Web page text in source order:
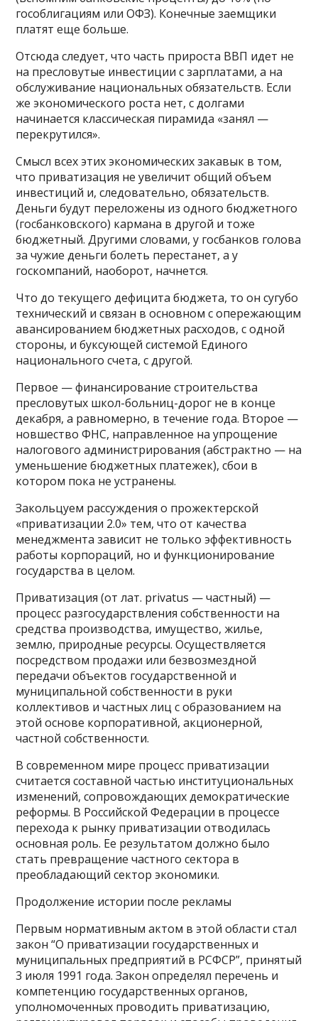
гособлигациям или ОФЗ). Конечные заемщики
платят еще больше.
Отсюда следует, что часть прироста ВВП идет не
на пресловутые инвестиции с зарплатами, а на
обслуживание национальных обязательств. Если
же экономического роста нет, с долгами
начинается классическая пирамида «занял —
перекрутился».
Смысл всех этих экономических закавык в том,
что приватизация не увеличит общий объем
инвестиций и, следовательно, обязательств.
Деньги будут переложены из одного бюджетного
(госбанковского) кармана в другой и тоже
бюджетный. Другими словами, у госбанков голова
за чужие деньги болеть перестанет, а у
госкомпаний, наоборот, начнется.
Что до текущего дефицита бюджета, то он сугубо
технический и связан в основном с опережающим
авансированием бюджетных расходов, с одной
стороны, и буксующей системой Единого
национального счета, с другой.
Первое — финансирование строительства
пресловутых школ-больниц-дорог не в конце
декабря, а равномерно, в течение года. Второе —
новшество ФНС, направленное на упрощение
налогового администрирования (абстрактно — на
уменьшение бюджетных платежек), сбои в
котором пока не устранены.
Закольцуем рассуждения о прожектерской
«приватизации 2.0» тем, что от качества
менеджмента зависит не только эффективность
работы корпораций, но и функционирование
государства в целом.
Приватизация (от лат. privatus — частный) —
процесс разгосударствления собственности на
средства производства, имущество, жилье,
землю, природные ресурсы. Осуществляется
посредством продажи или безвозмездной
передачи объектов государственной и
муниципальной собственности в руки
коллективов и частных лиц с образованием на
этой основе корпоративной, акционерной,
частной собственности.
В современном мире процесс приватизации
считается составной частью институциональных
изменений, сопровождающих демократические
реформы. В Российской Федерации в процессе
перехода к рынку приватизации отводилась
основная роль. Ее результатом должно было
стать превращение частного сектора в
преобладающий сектор экономики.
Продолжение истории после рекламы
Первым нормативным актом в этой области стал
закон “О приватизации государственных и
муниципальных предприятий в РСФСР”, принятый
3 июля 1991 года. Закон определял перечень и
компетенцию государственных органов,
уполномоченных проводить приватизацию,